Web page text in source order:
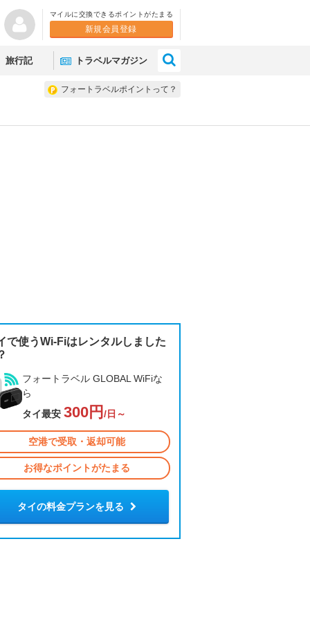
マイルに交換できるポイントがたまる
新規会員登録
旅行記 トラベルマガジン
フォートラベルポイントって？
で使うWi-Fiはレンタルしました
フォートラベル GLOBAL WiFiな
ら
タイ最安 300円 /日～
空港で受取・返却可能
お得なポイントがたまる
タイの料金プランを見る